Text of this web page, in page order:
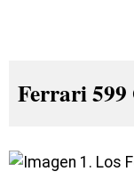
Ferrari